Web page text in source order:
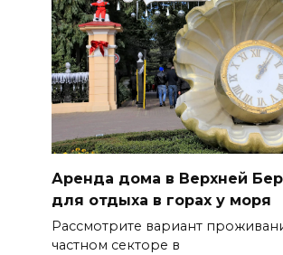
Аренда дома в Верхней
для отдыха в горах у моря
Рассмотрите вариант
частном секторе в